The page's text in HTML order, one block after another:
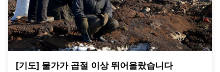
[기도] 물가가 곱절 이상 뛰어올랐습니다